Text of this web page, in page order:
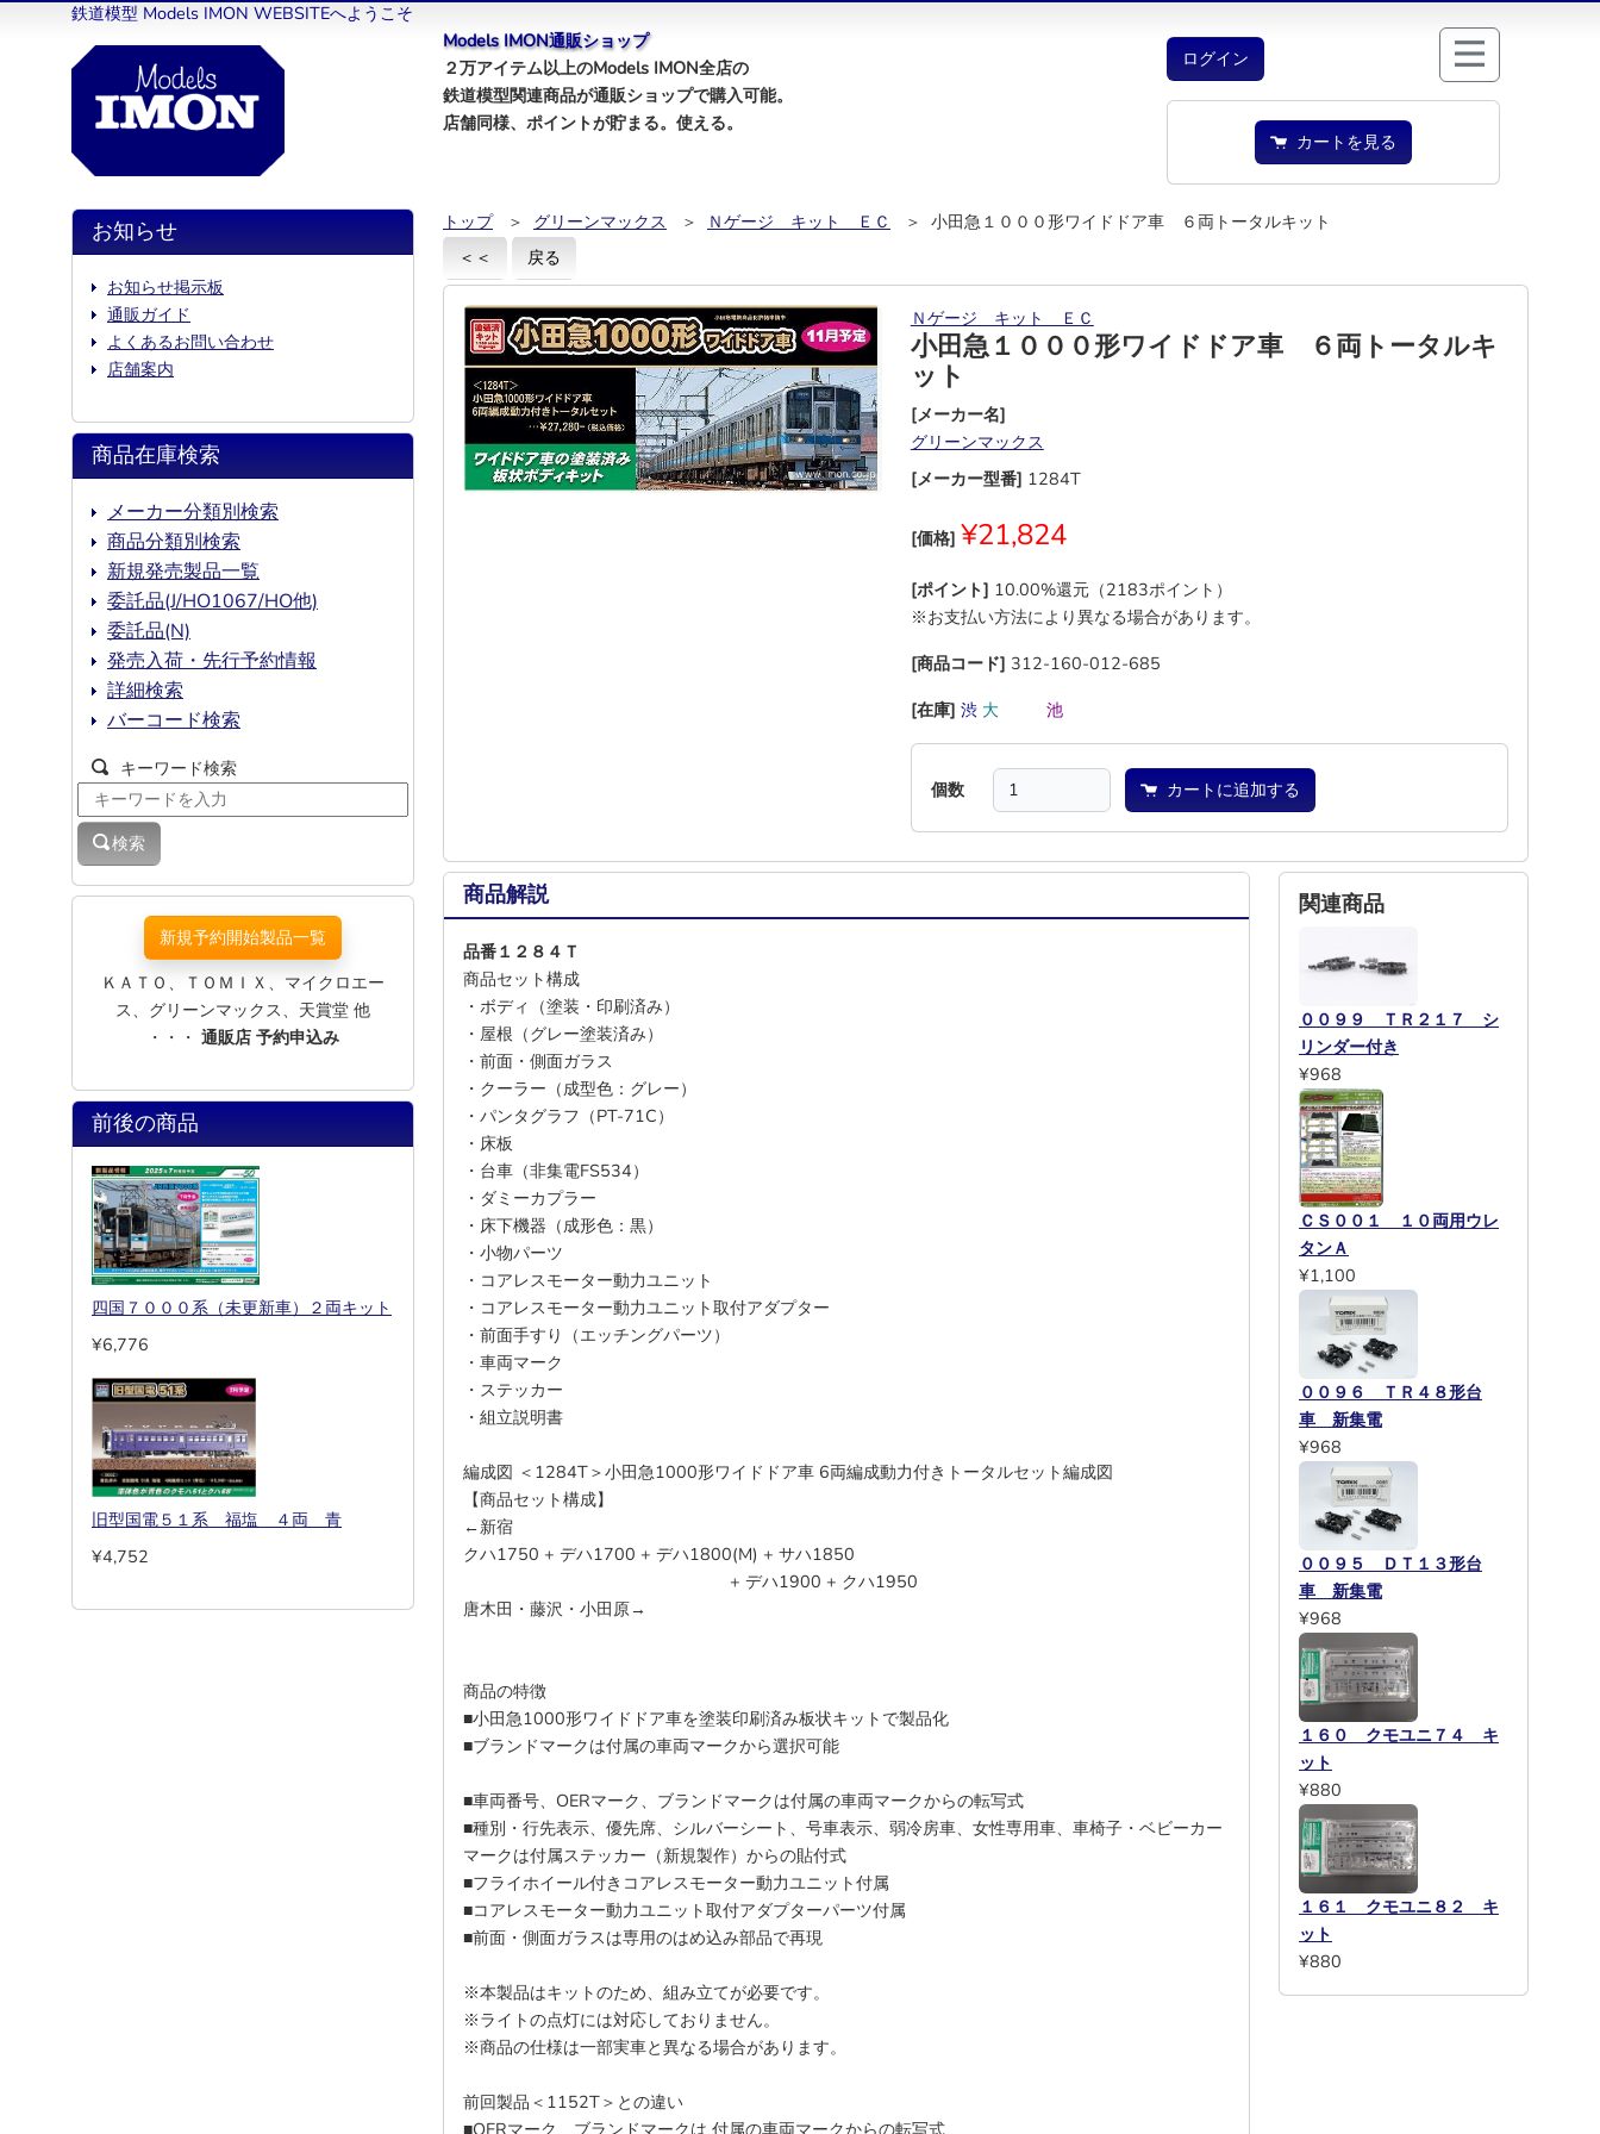
鉄道模型 Models IMON WEBSITEへようこそ
Models IMON通販ショップ
２万アイテム以上のModels IMON全店の
鉄道模型関連商品が通販ショップで購入可能。
店舗同様、ポイントが貯まる。使える。
ログイン
カートを見る
トップ ＞ グリーンマックス ＞ Ｎゲージ キット ＥＣ
＞ 小田急１０００形ワイドドア車 ６両トータルキット
＜＜
戻る
Ｎゲージ キット ＥＣ
小田急１０００形ワイドドア車 ６両トータルキ
ット
[メーカー名]
グリーンマックス
[メーカー型番] 1284T
[価格] ¥21,824
[ポイント] 10.00%還元（2183ポイント）
※お支払い方法により異なる場合があります。
[商品コード] 312-160-012-685
[在庫] 渋 大 池
個数 カートに追加する
商品解説
品番１２８４Ｔ
商品セット構成
・ボディ（塗装・印刷済み）
・屋根（グレー塗装済み）
・前面・側面ガラス
・クーラー（成型色：グレー）
・パンタグラフ（PT-71C）
・床板
・台車（非集電FS534）
・ダミーカプラー
・床下機器（成形色：黒）
・小物パーツ
・コアレスモーター動力ユニット
・コアレスモーター動力ユニット取付アダプター
・前面手すり（エッチングパーツ）
・車両マーク
・ステッカー
・組立説明書
編成図 ＜1284T＞小田急1000形ワイドドア車 6両編成動力付きトータルセット編成図
【商品セット構成】
←新宿
クハ1750 + デハ1700 + デハ1800(M) + サハ1850
+ デハ1900 + クハ1950
唐木田・藤沢・小田原→
商品の特徴
■小田急1000形ワイドドア車を塗装印刷済み板状キットで製品化
■ブランドマークは付属の車両マークから選択可能
■車両番号、OERマーク、ブランドマークは付属の車両マークからの転写式
■種別・行先表示、優先席、シルバーシート、号車表示、弱冷房車、女性専用車、車椅子・ベビーカー
マークは付属ステッカー（新規製作）からの貼付式
■フライホイール付きコアレスモーター動力ユニット付属
■コアレスモーター動力ユニット取付アダプターパーツ付属
■前面・側面ガラスは専用のはめ込み部品で再現
※本製品はキットのため、組み立てが必要です。
※ライトの点灯には対応しておりません。
※商品の仕様は一部実車と異なる場合があります。
前回製品＜1152T＞との違い
■OERマーク、ブランドマークは 付属の車両マークからの転写式
関連商品
００９９ ＴＲ２１７ シ
リンダー付き
¥968
ＣＳ００１ １０両用ウレ
タンＡ
¥1,100
００９６ ＴＲ４８形台
車 新集電
¥968
００９５ ＤＴ１３形台
車 新集電
¥968
１６０ クモユニ７４ キ
ット
¥880
１６１ クモユニ８２ キ
ット
¥880
お知らせ
お知らせ掲示板
通販ガイド
よくあるお問い合わせ
店舗案内
商品在庫検索
メーカー分類別検索
商品分類別検索
新規発売製品一覧
委託品(J/HO1067/HO他)
委託品(N)
発売入荷・先行予約情報
詳細検索
バーコード検索
キーワード検索
検索
新規予約開始製品一覧
ＫＡＴＯ、ＴＯＭＩＸ、マイクロエー
ス、グリーンマックス、天賞堂 他
・・・ 通販店 予約申込み
前後の商品
四国７０００系（未更新車）２両キット
¥6,776
旧型国電５１系 福塩 ４両 青
¥4,752